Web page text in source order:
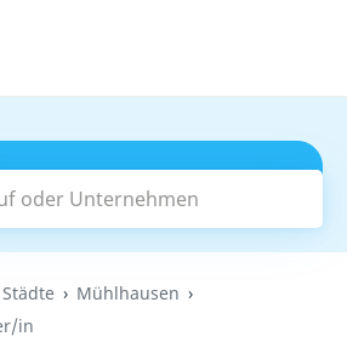
oder Unternehmen
Suchen
Städte
Mühlhausen
in